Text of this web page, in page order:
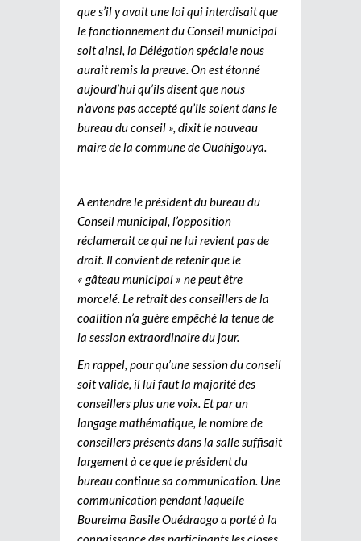
que s’il y avait une loi qui interdisait que
le fonctionnement du Conseil municipal
soit ainsi, la Délégation spéciale nous
aurait remis la preuve. On est étonné
aujourd’hui qu’ils disent que nous
n’avons pas accepté qu’ils soient dans le
bureau du conseil », dixit le nouveau
maire de la commune de Ouahigouya.
A entendre le président du bureau du
Conseil municipal, l’opposition
réclamerait ce qui ne lui revient pas de
droit. Il convient de retenir que le
« gâteau municipal » ne peut être
morcelé. Le retrait des conseillers de la
coalition n’a guère empêché la tenue de
la session extraordinaire du jour.
En rappel, pour qu’une session du conseil
soit valide, il lui faut la majorité des
conseillers plus une voix. Et par un
langage mathématique, le nombre de
conseillers présents dans la salle suffisait
largement à ce que le président du
bureau continue sa communication. Une
communication pendant laquelle
Boureima Basile Ouédraogo a porté à la